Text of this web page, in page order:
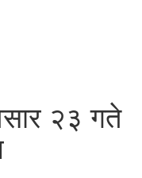
२३ गते